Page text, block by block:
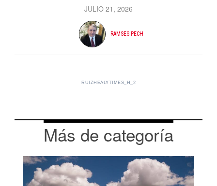
JULIO 21, 2026
RAMSES PECH
RUIZHEALYTIMES_H_2
Más de categoría